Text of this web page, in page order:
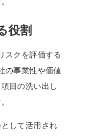
役割
スクを評価する
の事業性や価値
目の洗い出し
して活用され